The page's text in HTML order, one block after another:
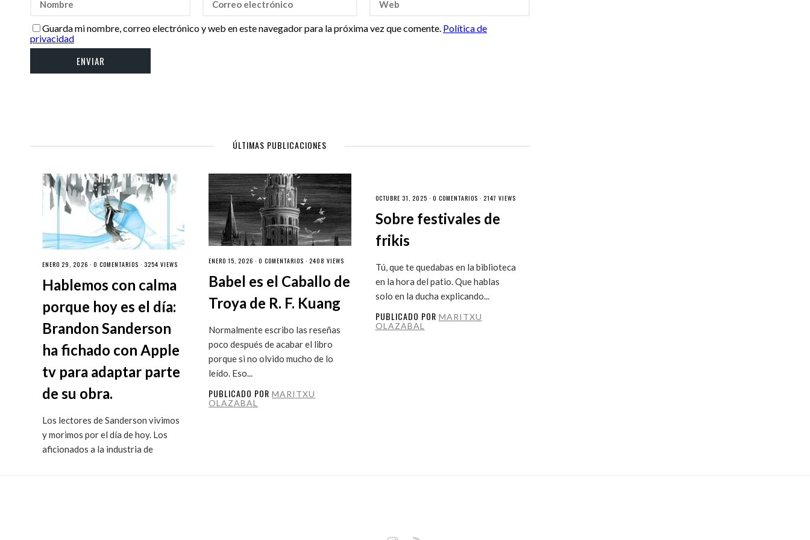
Guarda mi nombre, correo electrónico y web en este navegador para la próxima vez que comente. Política de
privacidad
ÚLTIMAS PUBLICACIONES
ENERO 29, 2026 · 0 COMENTARIOS · 3254 VIEWS
Hablemos con calma
porque hoy es el día:
Brandon Sanderson
ha fichado con Apple
tv para adaptar parte
de su obra.
Los lectores de Sanderson vivimos
y morimos por el día de hoy. Los
aficionados a la industria de
ENERO 15, 2026 ·0 COMENTARIOS · 2408 VIEWS
Babel es el Caballo de
Troya de R. F. Kuang
Normalmente escribo las reseñas
poco después de acabar el libro
porque si no olvido mucho de lo
leído. Eso...
PUBLICADO PORMARITXU
OLAZABAL
OCTUBRE 31, 2025 · 0 COMENTARIOS · 2147 VIEWS
Sobre festivales de
frikis
Tú, que te quedabas en la biblioteca
en la hora del patio. Que hablas
solo en la ducha explicando...
PUBLICADO POR MARITXU
OLAZABAL